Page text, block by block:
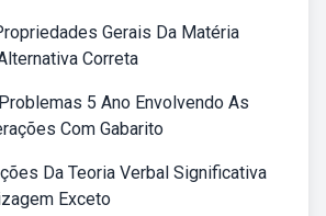
Gerais Da Matéria
Correta
5 Ano Envolvendo As
Com Gabarito
Da Teoria Verbal Significativa
Exceto